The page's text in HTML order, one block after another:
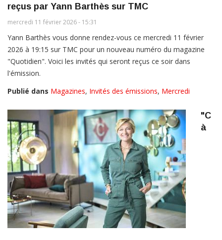
reçus par Yann Barthès sur TMC
mercredi 11 février 2026 - 15:31
Yann Barthès vous donne rendez-vous ce mercredi 11 février
2026 à 19:15 sur TMC pour un nouveau numéro du magazine
"Quotidien". Voici les invités qui seront reçus ce soir dans
l'émission.
Publié dans Magazines, Invités des émissions, Mercredi
"C
à